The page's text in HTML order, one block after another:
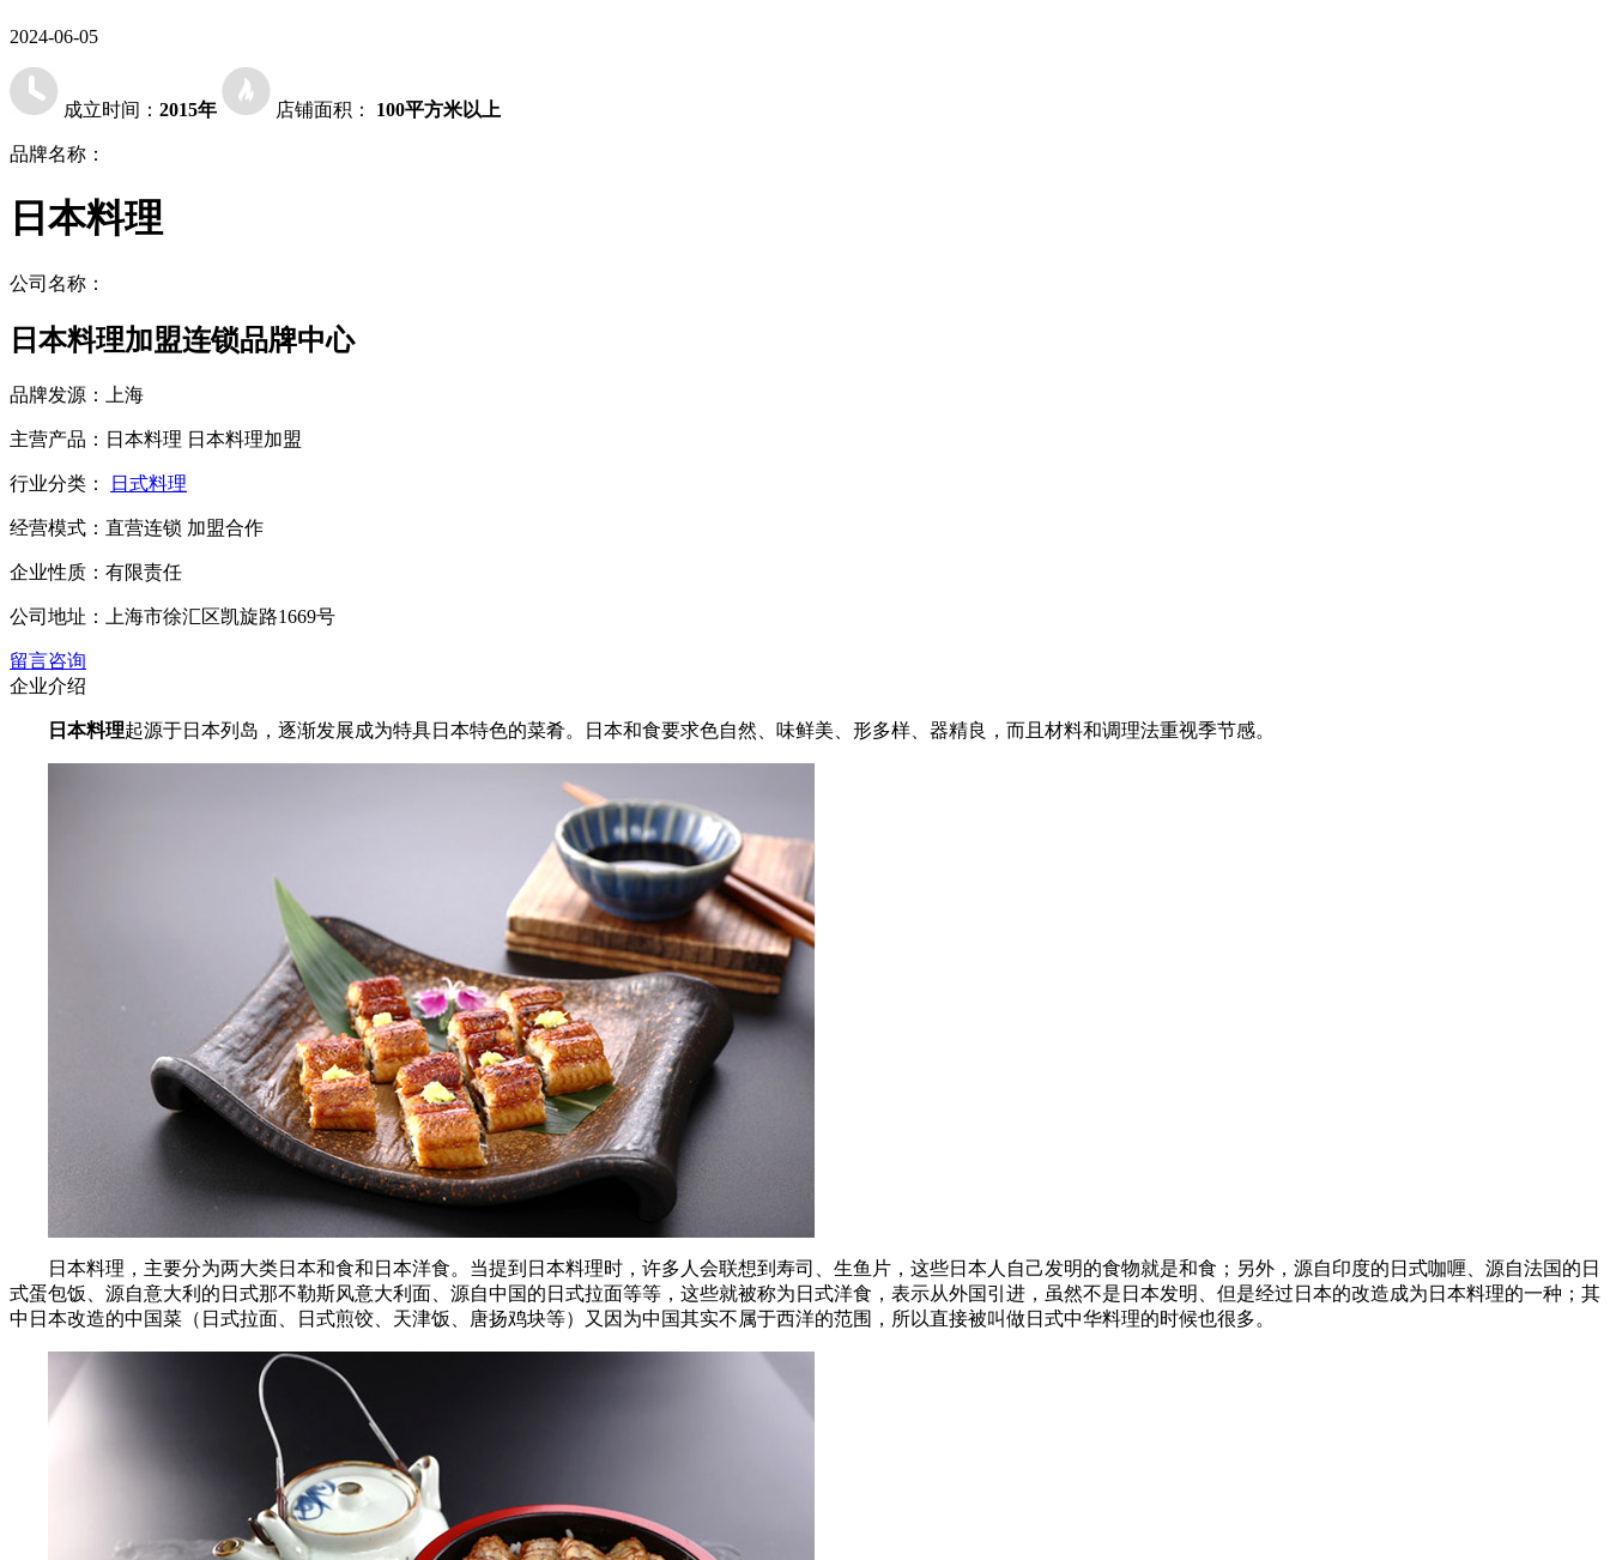
2024-06-05
成立时间： 2015年 店铺面积： 100平方米以上
品牌名称：
日本料理
公司名称：
日本料理加盟连锁品牌中心
品牌发源： 上海
主营产品： 日本料理 日本料理加盟
行业分类： 日式料理
经营模式： 直营连锁 加盟合作
企业性质： 有限责任
公司地址： 上海市徐汇区凯旋路1669号
留言咨询
企业介绍
日本料理起源于日本列岛，逐渐发展成为特具日本特色的菜肴。日本和食要求色自然、味鲜美、形多样、器精良，而且材料和调理法重视季节感。
日本料理，主要分为两大类日本和食和日本洋食。当提到日本料理时，许多人会联想到寿司、生鱼片，这些日本人自己发明的食物就是和食；另外，源自印度的日式咖喱、源自法国的日
式蛋包饭、源自意大利的日式那不勒斯风意大利面、源自中国的日式拉面等等，这些就被称为日式洋食，表示从外国引进，虽然不是日本发明、但是经过日本的改造成为日本料理的一种；其
中日本改造的中国菜（日式拉面、日式煎饺、天津饭、唐扬鸡块等）又因为中国其实不属于西洋的范围，所以直接被叫做日式中华料理的时候也很多。